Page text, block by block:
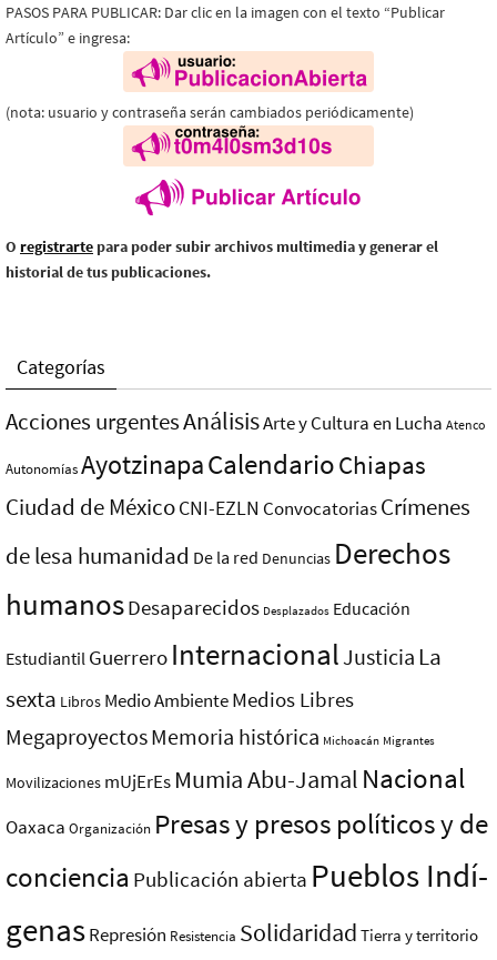
PASOS PARA PUBLICAR: Dar clic en la imagen con el texto “Publicar
Artículo” e ingresa:
(nota: usuario y contraseña serán cambiados periódicamente)
O registrarte para poder subir archivos multimedia y generar el
historial de tus publicaciones.
Categorías
Acciones urgentesAnálisisArte y Cultura en Lucha Atenco
AutonomíasAyotzinapaCalendarioChiapas
Ciudad de MéxicoCNI-EZLN ConvocatoriasCrímenes
de lesa humanidad De la red Denuncias Derechos
humanosDesaparecidos Desplazados Educación
Estudiantil Guerrero InternacionalJusticia La
sexta Libros Medio AmbienteMedios Libres
MegaproyectosMemoria histórica Michoacán Migrantes
Movilizaciones mUjErEs Mumia Abu-Jamal Nacional
Oaxaca Organización Presas y presos polí­ticos y de
conciencia Publicación abierta Pueblos Indí­
genasRepresión Resistencia Solidaridad Tierra y territorio